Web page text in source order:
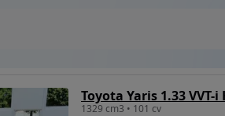
Toyota Yaris 1.33 VVT-
1329 cm3 • 101 cv